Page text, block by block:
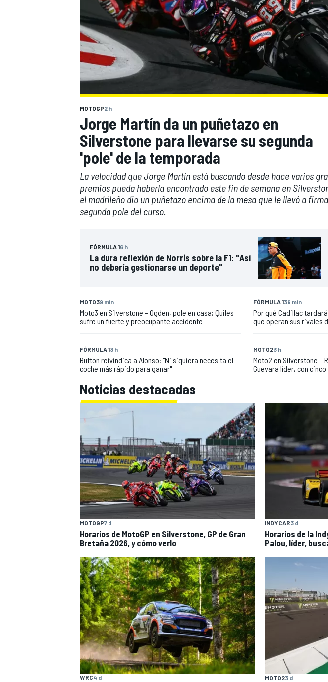
WEC FÓRMULA E
MÁS CATEGORÍAS
MOTOGP2 h
Jorge Martín da un puñetazo en
Silverstone para llevarse su segunda
'pole' de la temporada
La velocidad que Jorge Martín está buscando desde hace varios
premios pueda haberla encontrado este fin de semana en
el madrileño dio un puñetazo encima de la mesa que le llevó a
segunda pole del curso.
FÓRMULA 16 h
La dura reflexión de Norris sobre la F1: "Así
no debería gestionarse un deporte"
MOTO39 min
Moto3 en Silverstone – Ogden, pole en casa; Quiles
sufre un fuerte y preocupante accidente
FÓRMULA 139 min
Por qué Cadillac
que operan sus rivales
FÓRMULA 13 h
Button reivindica a Alonso: "Ni siquiera necesita el
coche más rápido para ganar"
MOTO23 h
Moto2 en Silverstone –
Guevara líder, con
Noticias destacadas
MOTOGP7 d
Horarios de MotoGP en Silverstone, GP de Gran
Bretaña 2026, y cómo verlo
INDYCAR3 d
Horarios de la
Palou, líder,
WRC4 d MOTO23 d